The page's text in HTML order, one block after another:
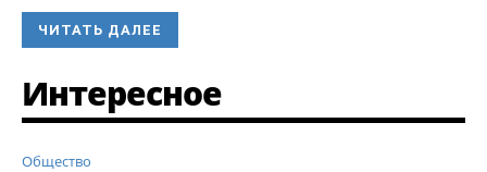
ЧИТАТЬ ДАЛЕЕ
Интересное
Общество